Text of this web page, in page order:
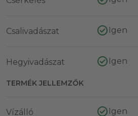
Csalivadászat Igen
Hegyivadászat Igen
TERMÉK JELLEMZŐK
Vízálló Igen